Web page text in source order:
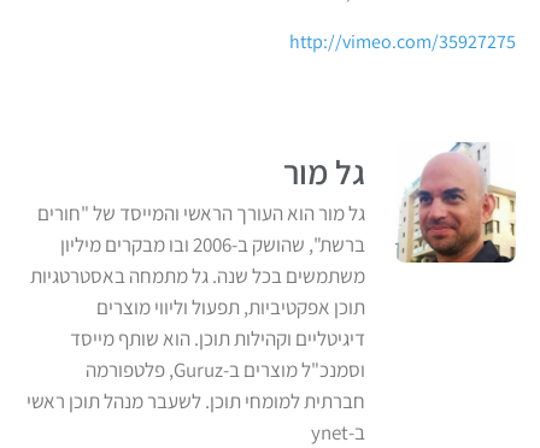
http://vimeo.com/35927275
גל מור
גל מור הוא העורך הראשי והמייסד של "חורים
ברשת", שהושק ב-2006 ובו מבקרים מיליון
משתמשים בכל שנה. גל מתמחה באסטרטגיות
תוכן אפקטיביות, תפעול וליווי מוצרים
דיגיטליים וקהילות תוכן. הוא שותף מייסד
וסמנכ"ל מוצרים ב-Guruz, פלטפורמה
חברתית למומחי תוכן. לשעבר מנהל תוכן ראשי
ב-ynet